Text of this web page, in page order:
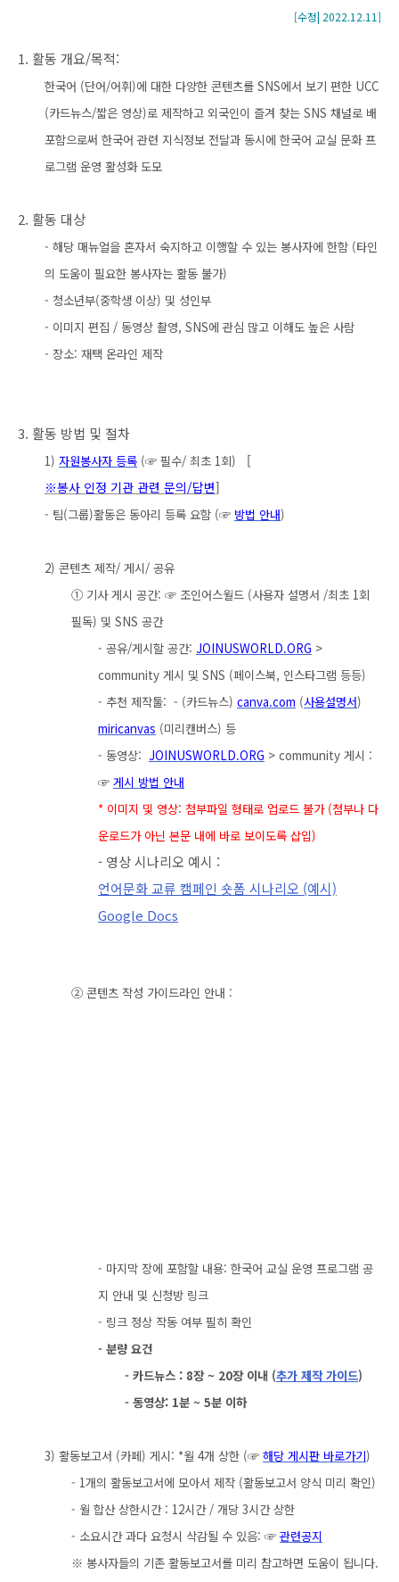
[수정| 2022.12.11]
1. 활동 개요/목적:
한국어 (단어/어휘)에 대한 다양한 콘텐츠를 SNS에서 보기 편한 UCC
(카드뉴스/짧은 영상)로 제작하고 외국인이 즐겨 찾는 SNS 채널로 배
포함으로써 한국어 관련 지식정보 전달과 동시에 한국어 교실 문화 프
로그램 운영 활성화 도모
2. 활동 대상
- 해당 매뉴얼을 혼자서 숙지하고 이행할 수 있는 봉사자에 한함 (타인
의 도움이 필요한 봉사자는 활동 불가)
- 청소년부(중학생 이상) 및 성인부
- 이미지 편집 / 동영상 촬영, SNS에 관심 많고 이해도 높은 사람
- 장소: 재택 온라인 제작
3. 활동 방법 및 절차
1) 자원봉사자 등록 (☞ 필수/ 최초 1회) [
※봉사 인정 기관 관련 문의/답변]
- 팀(그룹)활동은 동아리 등록 요함 (☞ 방법 안내)
2) 콘텐츠 제작/ 게시/ 공유
① 기사 게시 공간: ☞ 조인어스월드 (사용자 설명서 /최초 1회
필독) 및 SNS 공간
- 공유/게시할 공간: JOINUSWORLD.ORG >
community 게시 및 SNS (페이스북, 인스타그램 등등)
- 추천 제작툴: - (카드뉴스) canva.com (사용설명서)
miricanvas (미리캔버스) 등
- 동영상: JOINUSWORLD.ORG > community 게시 :
☞ 게시 방법 안내
* 이미지 및 영상: 첨부파일 형태로 업로드 불가 (첨부나 다
운로드가 아닌 본문 내에 바로 보이도록 삽입)
- 영상 시나리오 예시 :
언어문화 교류 캠페인 숏폼 시나리오 (예시)
Google Docs
② 콘텐츠 작성 가이드라인 안내 :
- 마지막 장에 포함할 내용: 한국어 교실 운영 프로그램 공
지 안내 및 신청방 링크
- 링크 정상 작동 여부 필히 확인
- 분량 요건
- 카드뉴스 : 8장 ~ 20장 이내 (추가 제작 가이드)
- 동영상: 1분 ~ 5분 이하
3) 활동보고서 (카페) 게시: *월 4개 상한 (☞ 해당 게시판 바로가기)
- 1개의 활동보고서에 모아서 제작 (활동보고서 양식 미리 확인)
- 월 합산 상한시간 : 12시간 / 개당 3시간 상한
- 소요시간 과다 요청시 삭감될 수 있음: ☞관련공지
※ 봉사자들의 기존 활동보고서를 미리 참고하면 도움이 됩니다.